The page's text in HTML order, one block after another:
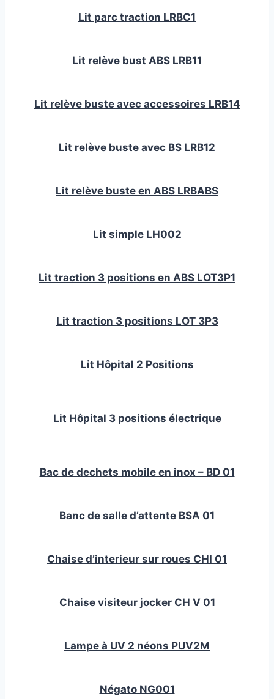
Lit parc traction LRBC1
Lit relève bust ABS LRB11
Lit relève buste avec accessoires LRB14
Lit relève buste avec BS LRB12
Lit relève buste en ABS LRBABS
Lit simple LH002
Lit traction 3 positions en ABS LOT3P1
Lit traction 3 positions LOT 3P3
Lit Hôpital 2 Positions
Lit Hôpital 3 positions électrique
Bac de dechets mobile en inox – BD 01
Banc de salle d’attente BSA 01
Chaise d’interieur sur roues CHI 01
Chaise visiteur jocker CH V 01
Lampe à UV 2 néons PUV2M
Négato NG001